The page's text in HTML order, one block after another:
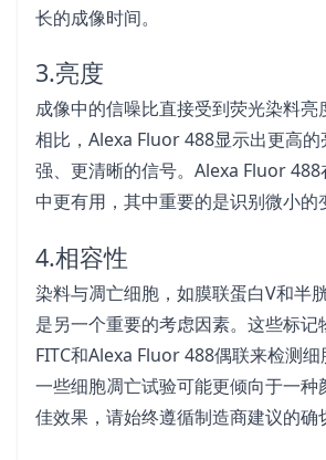
长的成像时间。
3.亮度
成像中的信噪比直接受到荧光染料亮
相比，Alexa Fluor 488显示出更高的
强、更清晰的信号。Alexa Fluor 488
中更有用，其中重要的是识别微小的
4.相容性
染料与凋亡细胞，如膜联蛋白V和半
是另一个重要的考虑因素。这些标记
FITC和Alexa Fluor 488偶联来检测细
一些细胞凋亡试验可能更倾向于一种
佳效果，请始终遵循制造商建议的确